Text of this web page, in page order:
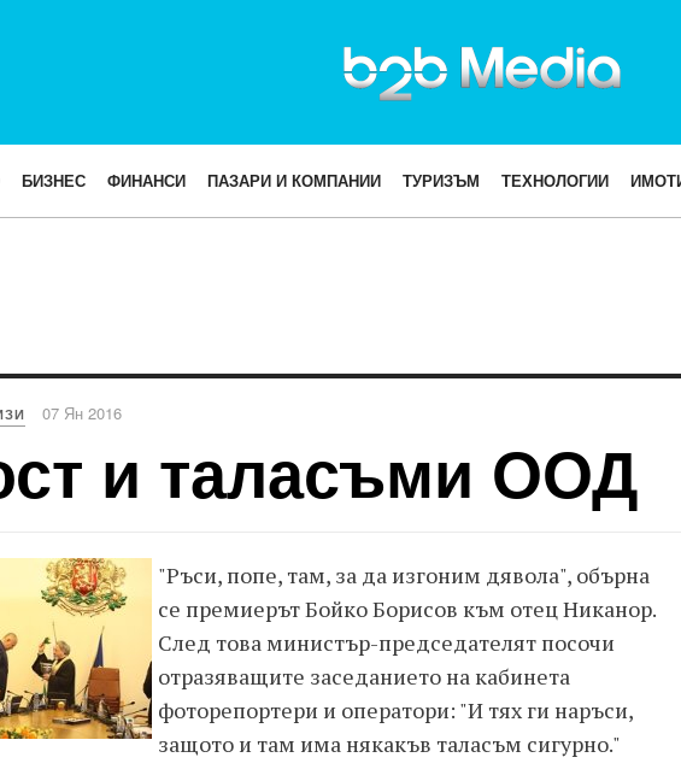
БИЗНЕС ФИНАНСИ ПАЗАРИ И КОМПАНИИ ТУРИЗЪМ ТЕХНОЛОГИИ
07 Ян 2016
и таласъми ООД
"Ръси, попе, там, за да изгоним дявола", обърна
се премиерът Бойко Борисов към отец Никанор.
След това министър-председателят посочи
отразяващите заседанието на кабинета
фоторепортери и оператори: "И тях ги наръси,
защото и там има някакъв таласъм сигурно."